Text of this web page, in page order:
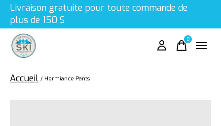
Livraison gratuite pour toute commande de
plus de 150 $
0items
Accueil / Hermiance Pants